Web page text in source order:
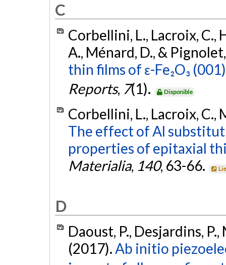
C
Corbellini, L., Lacroix, C.,
A., Ménard, D., &
thin films of ɛ-Fe₂O₃
Reports, 7(1). Disponible
Corbellini, L., Lacroix, C.,
The effect of Al
properties of epitaxial
Materialia, 140, 63-66.
D
Daoust, P., Desjardins, P.,
(2017).Ab initio